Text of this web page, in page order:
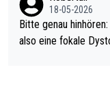
18-05-2026
Bitte genau
also eine fokale